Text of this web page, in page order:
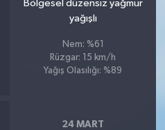
Bölgesel düzensiz yağmur
yağışlı
Nem: %61
Rüzgar: 15 km/h
Yağış Olasılığı: %89
24 MART